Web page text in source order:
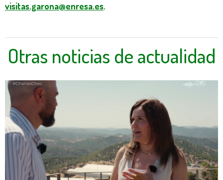
visitas.garona@enresa.es.
Otras noticias de actualidad